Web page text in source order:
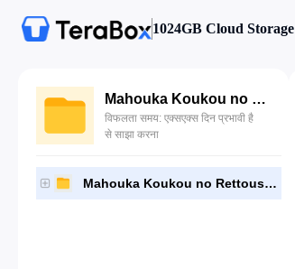
1024GB Cloud Storage
Mahouka Koukou no Rettousei The Movie Hoshi o Yobu Shoujo
विफलता समय: एक्सएक्स दिन प्रभावी है
से साझा करना
Mahouka Koukou no Rettousei The Movie Hoshi o Yobu Shoujo